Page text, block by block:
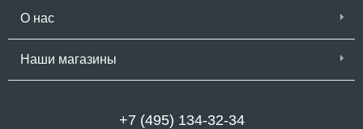
О нас
Наши магазины
+7 (495) 134-32-34